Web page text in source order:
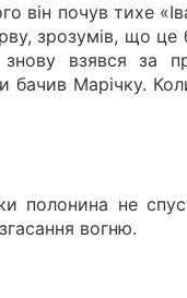
він почув тихе
зрозумів, що це
взявся за
бачив Марічку.
полонина не
вогню.